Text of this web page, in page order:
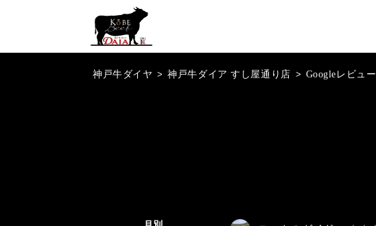
神戸牛ダイヤ > 神戸牛ダイア すし屋通り店 > Googleレビュー